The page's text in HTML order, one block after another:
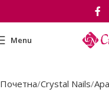
Menu
Почетна Crystal Nails